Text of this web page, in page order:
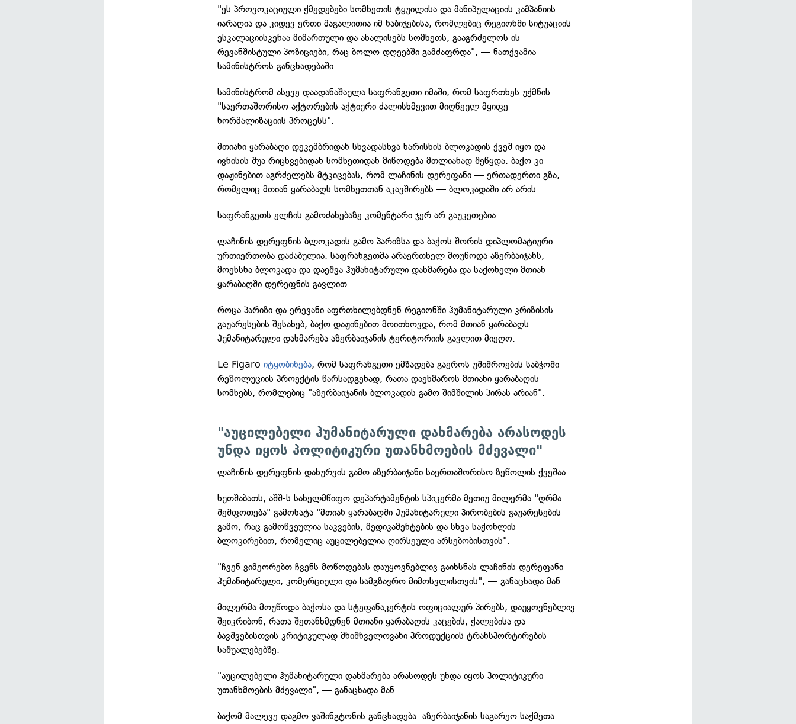
"ეს პროვოკაციული ქმედებები სომხეთის ტყუილისა და მანიპულაციის კამპანიის
იარაღია და კიდევ ერთი მაგალითია იმ ნაბიჯებისა, რომლებიც რეგიონში სიტუაციის
ესკალაციისკენაა მიმართული და ახალისებს სომხეთს, გააგრძელოს ის
რევანშისტული პოზიციები, რაც ბოლო დღეებში გამძაფრდა", — ნათქვამია
სამინისტროს განცხადებაში.
სამინისტრომ ასევე დაადანაშაულა საფრანგეთი იმაში, რომ საფრთხეს უქმნის
"საერთაშორისო აქტორების აქტიური ძალისხმევით მიღწეულ მყიფე
ნორმალიზაციის პროცესს".
მთიანი ყარაბაღი დეკემბრიდან სხვადასხვა ხარისხის ბლოკადის ქვეშ იყო და
ივნისის შუა რიცხვებიდან სომხეთიდან მიწოდება მთლიანად შეწყდა. ბაქო კი
დაჟინებით აგრძელებს მტკიცებას, რომ ლაჩინის დერეფანი — ერთადერთი გზა,
რომელიც მთიან ყარაბაღს სომხეთთან აკავშირებს — ბლოკადაში არ არის.
საფრანგეთს ელჩის გამოძახებაზე კომენტარი ჯერ არ გაუკეთებია.
ლაჩინის დერეფნის ბლოკადის გამო პარიზსა და ბაქოს შორის დიპლომატიური
ურთიერთობა დაძაბულია. საფრანგეთმა არაერთხელ მოუწოდა აზერბაიჯანს,
მოეხსნა ბლოკადა და დაეშვა ჰუმანიტარული დახმარება და საქონელი მთიან
ყარაბაღში დერეფნის გავლით.
როცა პარიზი და ერევანი აფრთხილებდნენ რეგიონში ჰუმანიტარული კრიზისის
გაუარესების შესახებ, ბაქო დაჟინებით მოითხოვდა, რომ მთიან ყარაბაღს
ჰუმანიტარული დახმარება აზერბაიჯანის ტერიტორიის გავლით მიეღო.
Le Figaroიტყობინება, რომ საფრანგეთი ემზადება გაეროს უშიშროების საბჭოში
რეზოლუციის პროექტის წარსადგენად, რათა დაეხმაროს მთიანი ყარაბაღის
სომხებს, რომლებიც "აზერბაიჯანის ბლოკადის გამო შიმშილის პირას არიან".
"აუცილებელი ჰუმანიტარული დახმარება არასოდეს
უნდა იყოს პოლიტიკური უთანხმოების მძევალი"
ლაჩინის დერეფნის დახურვის გამო აზერბაიჯანი საერთაშორისო ზეწოლის ქვეშაა.
ხუთშაბათს, აშშ-ს სახელმწიფო დეპარტამენტის სპიკერმა მეთიუ მილერმა "ღრმა
შეშფოთება" გამოხატა "მთიან ყარაბაღში ჰუმანიტარული პირობების გაუარესების
გამო, რაც გამოწვეულია საკვების, მედიკამენტების და სხვა საქონლის
ბლოკირებით, რომელიც აუცილებელია ღირსეული არსებობისთვის".
"ჩვენ ვიმეორებთ ჩვენს მოწოდებას დაუყოვნებლივ გაიხსნას ლაჩინის დერეფანი
ჰუმანიტარული, კომერციული და სამგზავრო მიმოსვლისთვის", — განაცხადა მან.
მილერმა მოუწოდა ბაქოსა და სტეფანაკერტის ოფიციალურ პირებს, დაუყოვნებლივ
შეიკრიბონ, რათა შეთანხმდნენ მთიანი ყარაბაღის კაცების, ქალებისა და
ბავშვებისთვის კრიტიკულად მნიშნველოვანი პროდუქციის ტრანსპორტირების
საშუალებებზე.
"აუცილებელი ჰუმანიტარული დახმარება არასოდეს უნდა იყოს პოლიტიკური
უთანხმოების მძევალი", — განაცხადა მან.
ბაქომ მალევე დაგმო ვაშინგტონის განცხადება. აზერბაიჯანის საგარეო საქმეთა